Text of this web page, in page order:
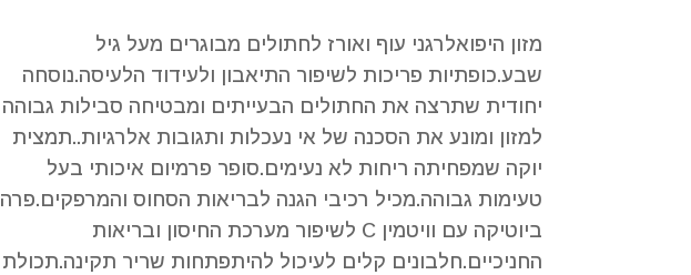
מזון היפואלרגני עוף ואורז לחתולים מבוגרים מעל גיל
שבע.כופתיות פריכות לשיפור התיאבון ולעידוד הלעיסה.נוסחה
יחודית שתרצה את החתולים הבעייתים ומבטיחה סבילות גבוהה
למזון ומונע את הסכנה של אי נעכלות ותגובות אלרגיות..תמצית
יוקה שמפחיתה ריחות לא נעימים.סופר פרמיום איכותי בעל
טעימות גבוהה.מכיל רכיבי הגנה לבריאות הסחוס והמרפקים.פרה
ביוטיקה עם וויטמין C לשיפור מערכת החיסון ובריאות
החניכיים.חלבונים קלים לעיכול להיתפתחות שריר תקינה.תכולת